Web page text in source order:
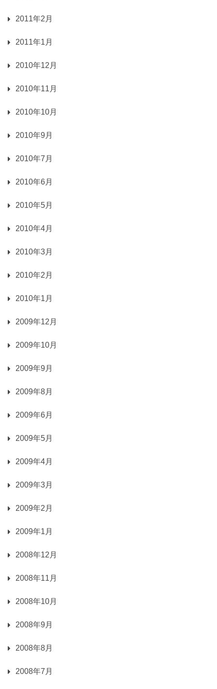
2011年2月
2011年1月
2010年12月
2010年11月
2010年10月
2010年9月
2010年7月
2010年6月
2010年5月
2010年4月
2010年3月
2010年2月
2010年1月
2009年12月
2009年10月
2009年9月
2009年8月
2009年6月
2009年5月
2009年4月
2009年3月
2009年2月
2009年1月
2008年12月
2008年11月
2008年10月
2008年9月
2008年8月
2008年7月